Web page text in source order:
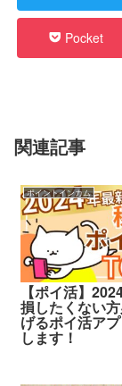
Pocket
関連記事
ポイントインカム
【ポイ活】
損したくない
げるポイ活ア
します！